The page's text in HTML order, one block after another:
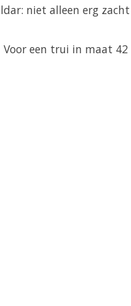
niet alleen erg
een trui in maat